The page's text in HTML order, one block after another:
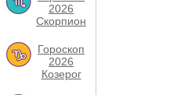
2026
Скорпион
Гороскоп
2026
Козерог